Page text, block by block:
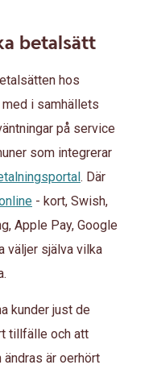
betalsätt
hos
med i samhällets
på service
som integrerar
. Där
- kort, Swish,
Apple Pay, Google
väljer själva vilka
kunder just de
tillfälle och att
är oerhört